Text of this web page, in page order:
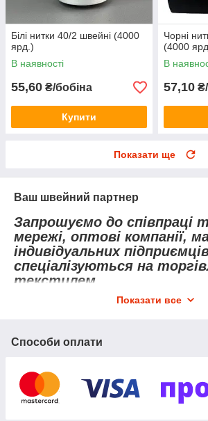
Білі нитки 40/2 швейні (4000
ярд.)
В наявності
55,60 ₴/бобіна
Купити
Чорні
(4000
В
57,10
Показати ще
Ваш швейний партнер
Запрошуємо до співпраці
мережі, оптові компанії,
індивідуальних
спеціалізуються на
текстилем.
E-mail: ecosind@gmail.comПоказати все
Способи оплати